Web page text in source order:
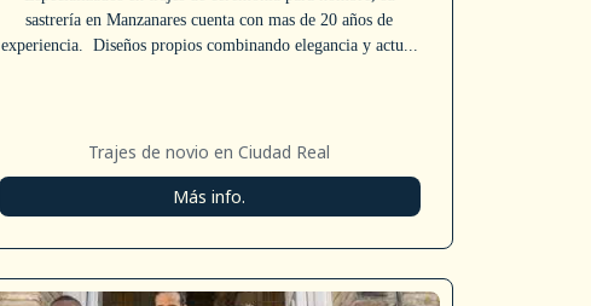
sastrería en Manzanares cuenta con mas de 20 años de
experiencia. Diseños propios combinando elegancia y actu...
Trajes de novio en Ciudad Real
Más info.